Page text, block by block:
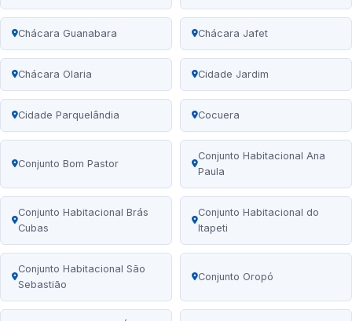
Chácara Guanabara Chácara Jafet
Chácara Olaria Cidade Jardim
Cidade Parquelândia Cocuera
Conjunto Bom Pastor
Conjunto Habitacional Ana
Paula
Conjunto Habitacional Brás
Cubas
Conjunto Habitacional do
Itapeti
Conjunto Habitacional São
Sebastião
Conjunto Oropó